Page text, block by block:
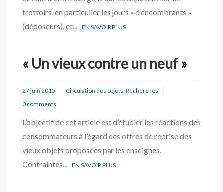
trottoirs, en particulier les jours « d’encombrants »
(déposeurs), et... EN SAVOIR PLUS
« Un vieux contre un neuf »
27 juin 2015 Circulation des objets Recherches
0 comments
L’objectif de cet article est d’étudier les réactions des
consommateurs à l’égard des offres de reprise des
vieux objets proposées par les enseignes.
Contraintes... EN SAVOIR PLUS